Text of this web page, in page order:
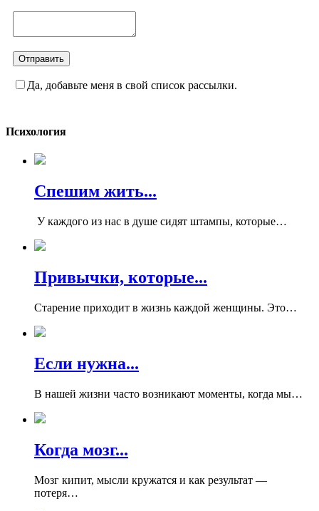
Да, добавьте меня в свой список рассылки.
Психология
Спешим жить...
У каждого из нас в душе сидят штампы, которые…
Привычки, которые...
Старение приходит в жизнь каждой женщины. Это…
Если нужна...
В нашей жизни часто возникают моменты, когда мы…
Когда мозг...
Мозг кипит, мысли кружатся и как результат —
потеря…